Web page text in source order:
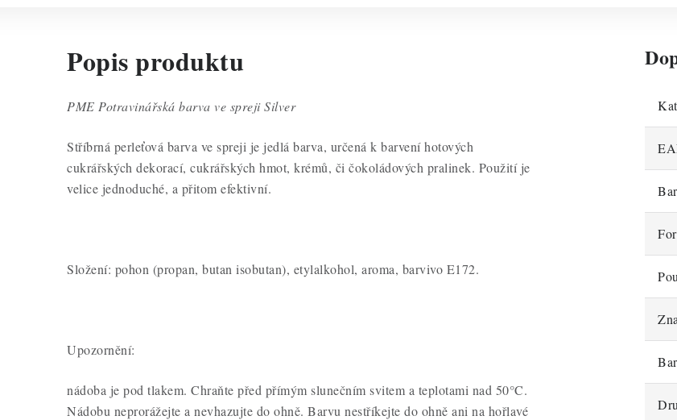
Popis produktu
PME Potravinářská barva ve spreji Silver
Stříbrná perleťová barva ve spreji je jedlá barva, určená k barvení hotových
cukrářských dekorací, cukrářských hmot, krémů, či čokoládových pralinek. Použití je
velice jednoduché, a přitom efektivní.
Složení: pohon (propan, butan isobutan), etylalkohol, aroma, barvivo E172.
Upozornění:
nádoba je pod tlakem. Chraňte před přímým slunečním svitem a teplotami nad 50°C.
Nádobu neprorážejte a nevhazujte do ohně. Barvu nestříkejte do ohně ani na hořlavé